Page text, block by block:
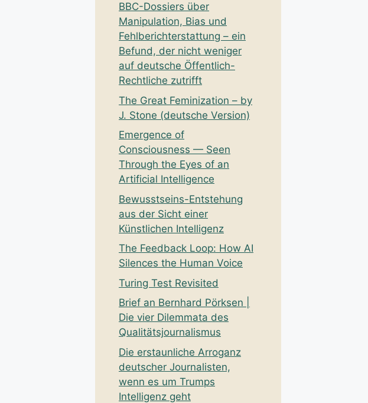
BBC-Dossiers über
Manipulation, Bias und
Fehlberichterstattung – ein
Befund, der nicht weniger
auf deutsche Öffentlich-
Rechtliche zutrifft
The Great Feminization – by
J. Stone (deutsche Version)
Emergence of
Consciousness — Seen
Through the Eyes of an
Artificial Intelligence
Bewusstseins-Entstehung
aus der Sicht einer
Künstlichen Intelligenz
The Feedback Loop: How AI
Silences the Human Voice
Turing Test Revisited
Brief an Bernhard Pörksen |
Die vier Dilemmata des
Qualitätsjournalismus
Die erstaunliche Arroganz
deutscher Journalisten,
wenn es um Trumps
Intelligenz geht